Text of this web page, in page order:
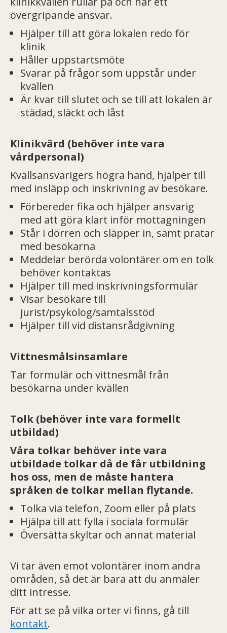
övergripande ansvar.
Hjälper till att göra lokalen redo för
klinik
Håller uppstartsmöte
Svarar på frågor som uppstår under
kvällen
Är kvar till slutet och se till att lokalen är
städad, släckt och låst
Klinikvärd (behöver inte vara
vårdpersonal)
Kvällsansvarigers högra hand, hjälper till
med insläpp och inskrivning av besökare.
Förbereder fika och hjälper ansvarig
med att göra klart inför mottagningen
Står i dörren och släpper in, samt pratar
med besökarna
Meddelar berörda volontärer om en tolk
behöver kontaktas
Hjälper till med inskrivningsformulär
Visar besökare till
jurist/psykolog/samtalsstöd
Hjälper till vid distansrådgivning
Vittnesmålsinsamlare
Tar formulär och vittnesmål från
besökarna under kvällen
Tolk (behöver inte vara formellt
utbildad)
Våra tolkar behöver inte vara
utbildade tolkar då de får utbildning
hos oss, men de måste hantera
språken de tolkar mellan flytande.
Tolka via telefon, Zoom eller på plats
Hjälpa till att fylla i sociala formulär
Översätta skyltar och annat material
Vi tar även emot volontärer inom andra
områden, så det är bara att du anmäler
ditt intresse.
För att se på vilka orter vi finns, gå till
kontakt.